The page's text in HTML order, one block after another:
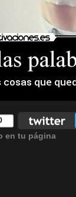
en tu página